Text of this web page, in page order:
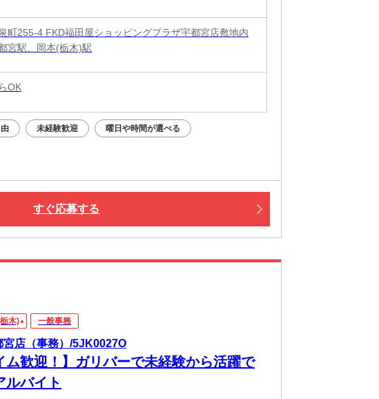
町255-4 FKD福田屋ショッピングプラザ宇都宮店敷地内
宮駅、岡本(栃木)駅
OK
未経験歓迎 曜日や時間が選べる
すぐ応募する
木) 一般事務
宮店（事務）/5JK0027O
ム歓迎！】ガリバーで未経験から活躍で
ルバイト